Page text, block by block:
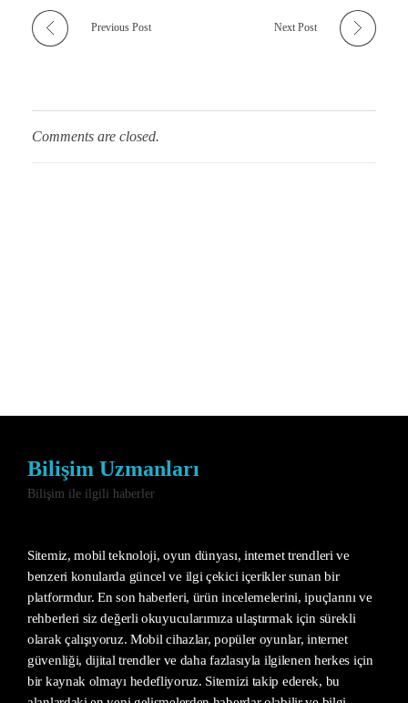
Previous Post Next Post
Comments are closed.
Bilişim Uzmanları
Bilişim ile ilgili haberler
Sitemiz, mobil teknoloji, oyun dünyası, internet trendleri ve
benzeri konularda güncel ve ilgi çekici içerikler sunan bir
platformdur. En son haberleri, ürün incelemelerini, ipuçlarını ve
rehberleri siz değerli okuyucularımıza ulaştırmak için sürekli
olarak çalışıyoruz. Mobil cihazlar, popüler oyunlar, internet
güvenliği, dijital trendler ve daha fazlasıyla ilgilenen herkes için
bir kaynak olmayı hedefliyoruz. Sitemizi takip ederek, bu